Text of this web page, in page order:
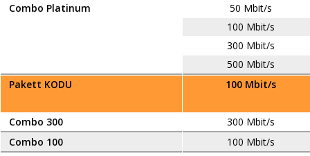
Combo Platinum
50 Mbit/s
100 Mbit/s
300 Mbit/s
500 Mbit/s
Pakett KODU
100 Mbit/s
Combo 300
300 Mbit/s
Combo 100
100 Mbit/s